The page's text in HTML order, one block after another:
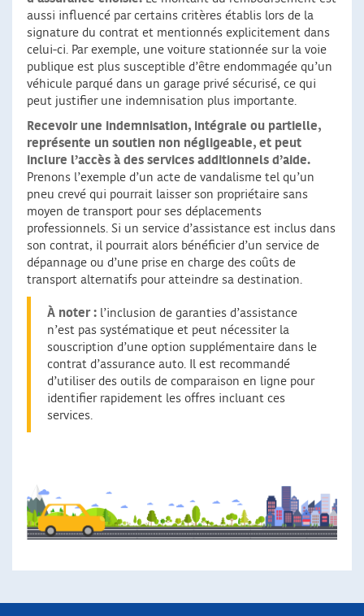
aussi influencé par certains critères établis lors de la
signature du contrat et mentionnés explicitement dans
celui-ci. Par exemple, une voiture stationnée sur la voie
publique est plus susceptible d’être endommagée qu’un
véhicule parqué dans un garage privé sécurisé, ce qui
peut justifier une indemnisation plus importante.
Recevoir une indemnisation, intégrale ou partielle,
représente un soutien non négligeable, et peut
inclure l’accès à des services additionnels d’aide.
Prenons l’exemple d’un acte de vandalisme tel qu’un
pneu crevé qui pourrait laisser son propriétaire sans
moyen de transport pour ses déplacements
professionnels. Si un service d’assistance est inclus dans
son contrat, il pourrait alors bénéficier d’un service de
dépannage ou d’une prise en charge des coûts de
transport alternatifs pour atteindre sa destination.
À noter : l’inclusion de garanties d’assistance
n’est pas systématique et peut nécessiter la
souscription d’une option supplémentaire dans le
contrat d’assurance auto. Il est recommandé
d’utiliser des outils de comparaison en ligne pour
identifier rapidement les offres incluant ces
services.